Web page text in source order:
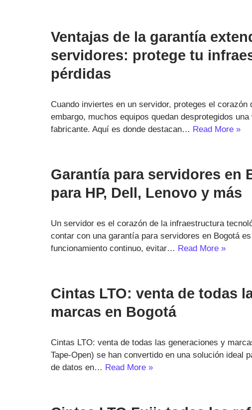
Ventajas de la garantía
servidores: protege tu
pérdidas
Cuando inviertes en un servidor, proteges el
embargo, muchos equipos quedan desprotegidos
fabricante. Aquí es donde destacan… Read More »
Garantía para servidores en
para HP, Dell, Lenovo y más
Un servidor es el corazón de la infraestructura
contar con una garantía para servidores en Bogotá
funcionamiento continuo, evitar… Read More »
Cintas LTO: venta de todas
marcas en Bogotá
Cintas LTO: venta de todas las generaciones y
Tape-Open) se han convertido en una solución ideal
de datos en… Read More »